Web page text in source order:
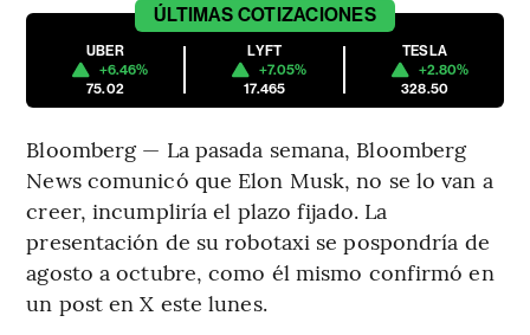
ÚLTIMAS COTIZACIONES
UBER
+6.46%
75.02
LYFT
+7.05%
17.465
TESLA
+2.80%
328.50
Bloomberg — La pasada semana, Bloomberg
News comunicó que Elon Musk, no se lo van a
creer, incumpliría el plazo fijado. La
presentación de su robotaxi se pospondría de
agosto a octubre, como él mismo confirmó en
un post en X este lunes.